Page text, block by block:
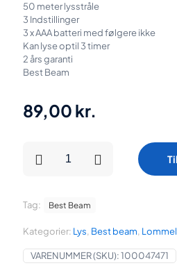
50 meter lysstråle
3 Indstillinger
3 x AAA batteri med følgere ikke
Kan lyse optil 3 timer
2 års garanti
Best Beam
89,00 kr.
200
Lumen
antal
VARENUMMER (SKU):100047471
Kategorier: Lys, Best beam,
Tag: Best Beam